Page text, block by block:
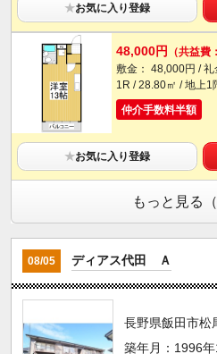
★お気に入り登録
48,000円
（共益費
敷金： 48,000円 /
1R / 28.80㎡ / 地上1
仲介手数料半額
★お気に入り登録
もっと見る
08/05 ディアス代田 Ａ
長野県飯田市松
築年月：1996